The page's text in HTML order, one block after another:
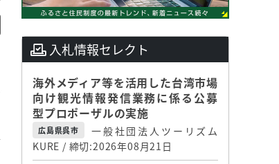
入札情報セレクト
海外メディア等を活用した台湾市場
向け観光情報発信業務に係る公募
型プロポーザルの実施
広島県呉市
一般社団法人ツーリズム
KURE / 締切:2026年08月21日